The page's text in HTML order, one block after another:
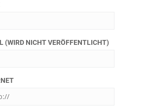
(WIRD NICHT VERÖFFENTLICHT)